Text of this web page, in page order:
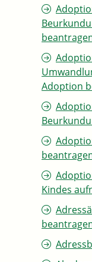
Adoption
Kindes